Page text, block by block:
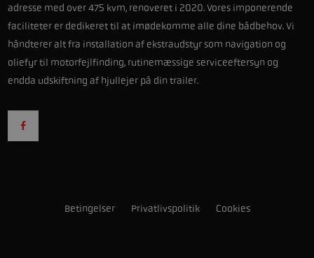
adresse med over 475 kvm, renoveret i 2020. Vores imponerende
faciliteter er dedikeret til at imødekomme alle dine bådbehov. Vi
håndterer alt fra installation af ekstraudstyr som navigation og
oliefyr til motorfejlfinding, rutinemæssige serviceeftersyn og
endda udskiftning af hjullejer på din trailer.
Betingelser Privatlivspolitik Cookies